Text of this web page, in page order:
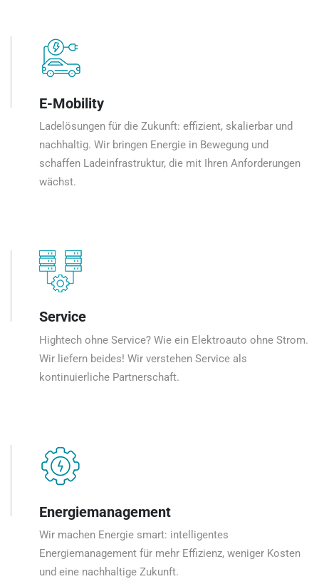
E-Mobility
Ladelösungen für die Zukunft: effizient, skalierbar und
nachhaltig. Wir bringen Energie in Bewegung und
schaffen Ladeinfrastruktur, die mit Ihren Anforderungen
wächst.
Service
Hightech ohne Service? Wie ein Elektroauto ohne Strom.
Wir liefern beides! Wir verstehen Service als
kontinuierliche Partnerschaft.
Energiemanagement
Wir machen Energie smart: intelligentes
Energiemanagement für mehr Effizienz, weniger Kosten
und eine nachhaltige Zukunft.